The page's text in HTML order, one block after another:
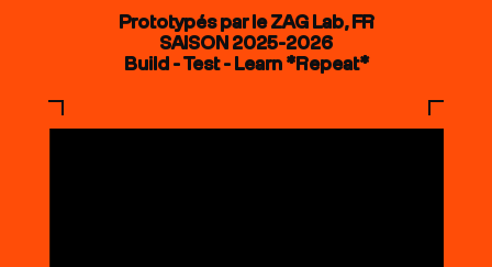
Prototypés par le ZAG Lab, FR
SAISON 2025-2026
Build - Test - Learn *Repeat*